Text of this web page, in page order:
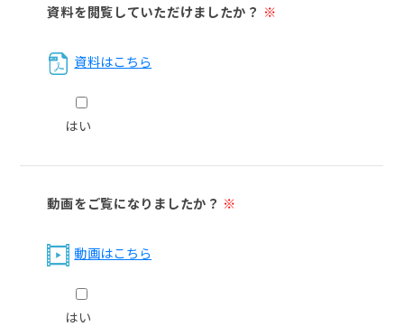
資料を閲覧していただけましたか？ ※
資料はこちら
はい
動画をご覧になりましたか？ ※
動画はこちら
はい